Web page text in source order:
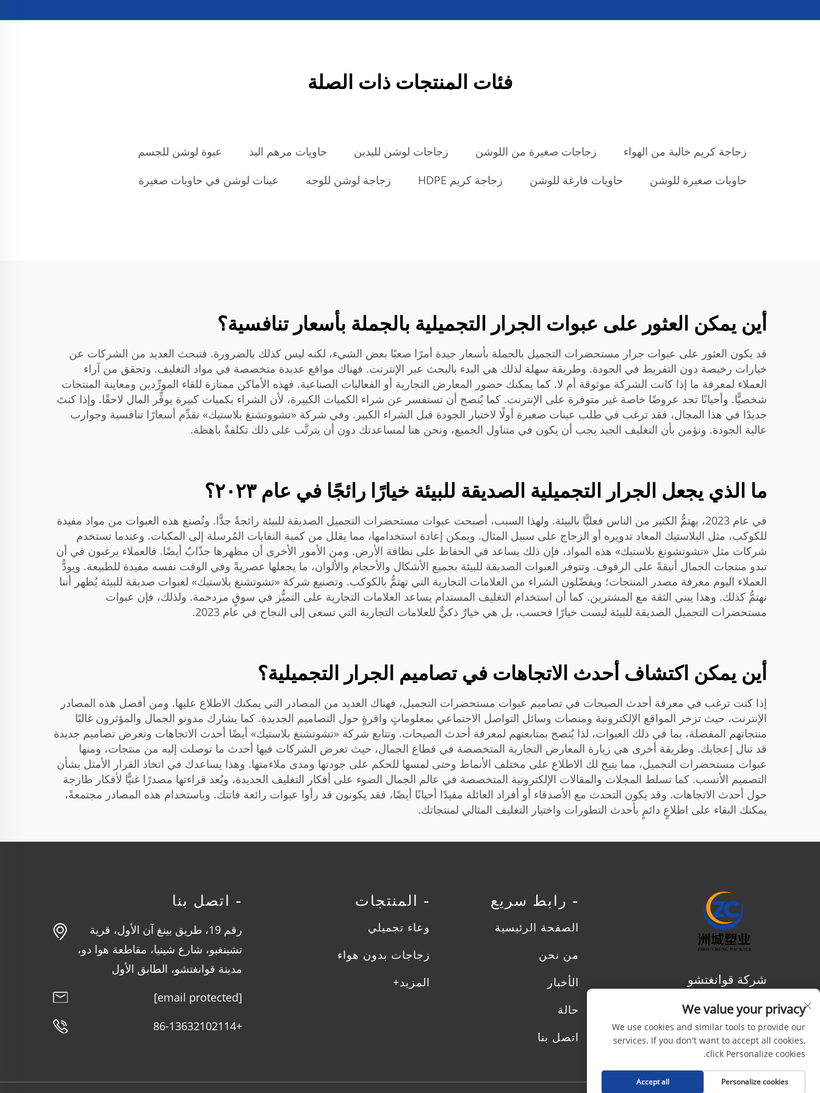
فئات المنتجات ذات الصلة
زجاجة كريم خالية من الهواء زجاجات صغيرة من اللوشن زجاجات لوشن لليدين حاويات مرهم اليد
عبوة لوشن للجسم
حاويات صغيرة للوشن
حاويات فارغة للوشن زجاجة كريم HDPE زجاجة لوشن للوجه عينات لوشن في حاويات صغيرة
أين يمكن العثور على عبوات الجرار التجميلية بالجملة بأسعار تنافسية؟
قد يكون العثور على عبوات جرار مستحضرات التجميل بالجملة بأسعار جيدة أمرًا صعبًا بعض الشيء، لكنه ليس كذلك بالضرورة. فتبحث العديد من الشركات عن
خيارات رخيصة دون التفريط في الجودة. وطريقة سهلة لذلك هي البدء بالبحث عبر الإنترنت. فهناك مواقع عديدة متخصصة في مواد التغليف. وتحقق من آراء
العملاء لمعرفة ما إذا كانت الشركة موثوقة أم لا. كما يمكنك حضور المعارض التجارية أو الفعاليات الصناعية. فهذه الأماكن ممتازة للقاء المورِّدين ومعاينة المنتجات
شخصيًّا. وأحيانًا تجد عروضًا خاصة غير متوفرة على الإنترنت. كما يُنصح أن تستفسر عن شراء الكميات الكبيرة، لأن الشراء بكميات كبيرة يوفِّر المال لاحقًا. وإذا كنتَ
جديدًا في هذا المجال، فقد ترغب في طلب عينات صغيرة أولًا لاختبار الجودة قبل الشراء الكبير. وفي شركة «تشووتشنغ بلاستيك» نقدِّم أسعارًا تنافسية وجوارب
عالية الجودة. ونؤمن بأن التغليف الجيد يجب أن يكون في متناول الجميع، ونحن هنا لمساعدتك دون أن يترتَّب على ذلك تكلفةٌ باهظة.
ما الذي يجعل الجرار التجميلية الصديقة للبيئة خيارًا رائجًا في عام ٢٠٢٣؟
في عام 2023، يهتمُّ الكثير من الناس فعليًّا بالبيئة. ولهذا السبب، أصبحت عبوات مستحضرات التجميل الصديقة للبيئة رائجةً جدًّا. وتُصنع هذه العبوات من مواد مفيدة
للكوكب، مثل البلاستيك المعاد تدويره أو الزجاج على سبيل المثال. ويمكن إعادة استخدامها، مما يقلل من كمية النفايات المُرسلة إلى المكبات. وعندما تستخدم
شركات مثل «تشوتشونغ بلاستيك» هذه المواد، فإن ذلك يساعد في الحفاظ على نظافة الأرض. ومن الأمور الأخرى أن مظهرها جذّابٌ أيضًا. فالعملاء يرغبون في أن
تبدو منتجات الجمال أنيقةً على الرفوف. وتتوفر العبوات الصديقة للبيئة بجميع الأشكال والأحجام والألوان، ما يجعلها عصريةً وفي الوقت نفسه مفيدة للطبيعة. ويودُّ
العملاء اليوم معرفة مصدر المنتجات؛ ويفضّلون الشراء من العلامات التجارية التي تهتمُّ بالكوكب. وتصنيع شركة «تشوتشنغ بلاستيك» لعبوات صديقة للبيئة يُظهر أننا
نهتمُّ كذلك. وهذا يبني الثقة مع المشترين. كما أن استخدام التغليف المستدام يساعد العلامات التجارية على التميُّز في سوقٍ مزدحمة. ولذلك، فإن عبوات
مستحضرات التجميل الصديقة للبيئة ليست خيارًا فحسب، بل هي خيارٌ ذكيٌّ للعلامات التجارية التي تسعى إلى النجاح في عام 2023.
أين يمكن اكتشاف أحدث الاتجاهات في تصاميم الجرار التجميلية؟
إذا كنت ترغب في معرفة أحدث الصيحات في تصاميم عبوات مستحضرات التجميل، فهناك العديد من المصادر التي يمكنك الاطلاع عليها. ومن أفضل هذه المصادر
الإنترنت، حيث تزخر المواقع الإلكترونية ومنصات وسائل التواصل الاجتماعي بمعلوماتٍ وافرةٍ حول التصاميم الجديدة. كما يشارك مدونو الجمال والمؤثرون غالبًا
منتجاتهم المفضلة، بما في ذلك العبوات، لذا يُنصح بمتابعتهم لمعرفة أحدث الصيحات. وتتابع شركة «تشوتشنغ بلاستيك» أيضًا أحدث الاتجاهات وتعرض تصاميم جديدة
قد تنال إعجابك. وطريقة أخرى هي زيارة المعارض التجارية المتخصصة في قطاع الجمال، حيث تعرض الشركات فيها أحدث ما توصلت إليه من منتجات، ومنها
عبوات مستحضرات التجميل، مما يتيح لك الاطلاع على مختلف الأنماط وحتى لمسها للحكم على جودتها ومدى ملاءمتها. وهذا يساعدك في اتخاذ القرار الأمثل بشأن
التصميم الأنسب. كما تسلط المجلات والمقالات الإلكترونية المتخصصة في عالم الجمال الضوء على أفكار التغليف الجديدة، ويُعد قراءتها مصدرًا غنيًّا لأفكار طازجة
حول أحدث الاتجاهات. وقد يكون التحدث مع الأصدقاء أو أفراد العائلة مفيدًا أحيانًا أيضًا، فقد يكونون قد رأوا عبوات رائعة فاتتك. وباستخدام هذه المصادر مجتمعةً،
يمكنك البقاء على اطلاعٍ دائمٍ بأحدث التطورات واختيار التغليف المثالي لمنتجاتك.
شركة قوانغتشو
البلاستيكية المحدودة
- رابط سريع
الصفحة الرئيسية
من نحن
الأخبار
حالة
اتصل بنا
- المنتجات
وعاء تجميلي
زجاجات بدون هواء
المزيد+
- اتصل بنا
رقم 19، طريق بينغ آن الأول، قرية
تشينغبو، شارع شينيا، مقاطعة هوا دو،
مدينة قوانغتشو، الطابق الأول
[email protected]
+86-13632102114
We value your privacy
We use cookies and similar tools to provide our
services. If you don't want to accept all cookies,
click Personalize cookies.
Personalize cookies
Accept all